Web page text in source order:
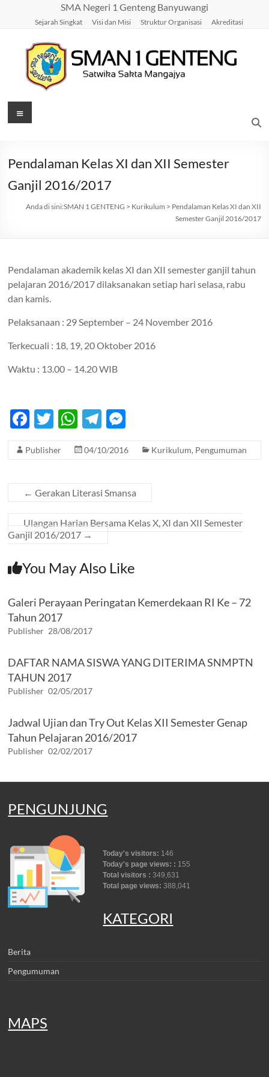
SMA Negeri 1 Genteng Banyuwangi
Sejarah Singkat Visi dan Misi Struktur Organisasi Akreditasi
SMAN
GENTENG
Sakta
Mangajya
Menu
Pendalaman Kelas XI dan XII Semester
Ganjil 2016/2017
Anda di sini:SMAN 1 GENTENG > Kurikulum > Pendalaman Kelas XI dan XII
Semester Ganjil 2016/2017
Pendalaman akademik kelas XI dan XII semester ganjil tahun
pelajaran 2016/2017 dilaksanakan setiap hari selasa, rabu
dan kamis.
Pelaksanaan : 29 September – 24 November 2016
Terkecuali : 18, 19, 20 Oktober 2016
Waktu : 13.00 – 14.20 WIB
F
e
o
o
k
T
itt
W
at
A
p
T
e
a
se
g
er
Publisher 04/10/2016 Kurikulum, Pengumuman
← Gerakan Literasi Smansa
Ulangan Harian Bersama Kelas X, XI dan XII Semester
Ganjil 2016/2017 →
You May Also Like
Galeri Perayaan Peringatan Kemerdekaan RI Ke – 72
Tahun 2017
Publisher 28/08/2017
DAFTAR NAMA SISWA YANG DITERIMA SNMPTN
TAHUN 2017
Publisher 02/05/2017
Jadwal Ujian dan Try Out Kelas XII Semester Genap
Tahun Pelajaran 2016/2017
Publisher 02/02/2017
PENGUNJUNG
Today's visitors: 146
Today's page views: : 155
Total visitors :349,631
Total page views:388,041
KATEGORI
Berita
Pengumuman
MAPS